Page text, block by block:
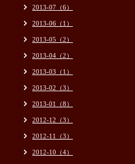
2013-07（6）
2013-06（1）
2013-05（2）
2013-04（2）
2013-03（1）
2013-02（3）
2013-01（8）
2012-12（3）
2012-11（3）
2012-10（4）